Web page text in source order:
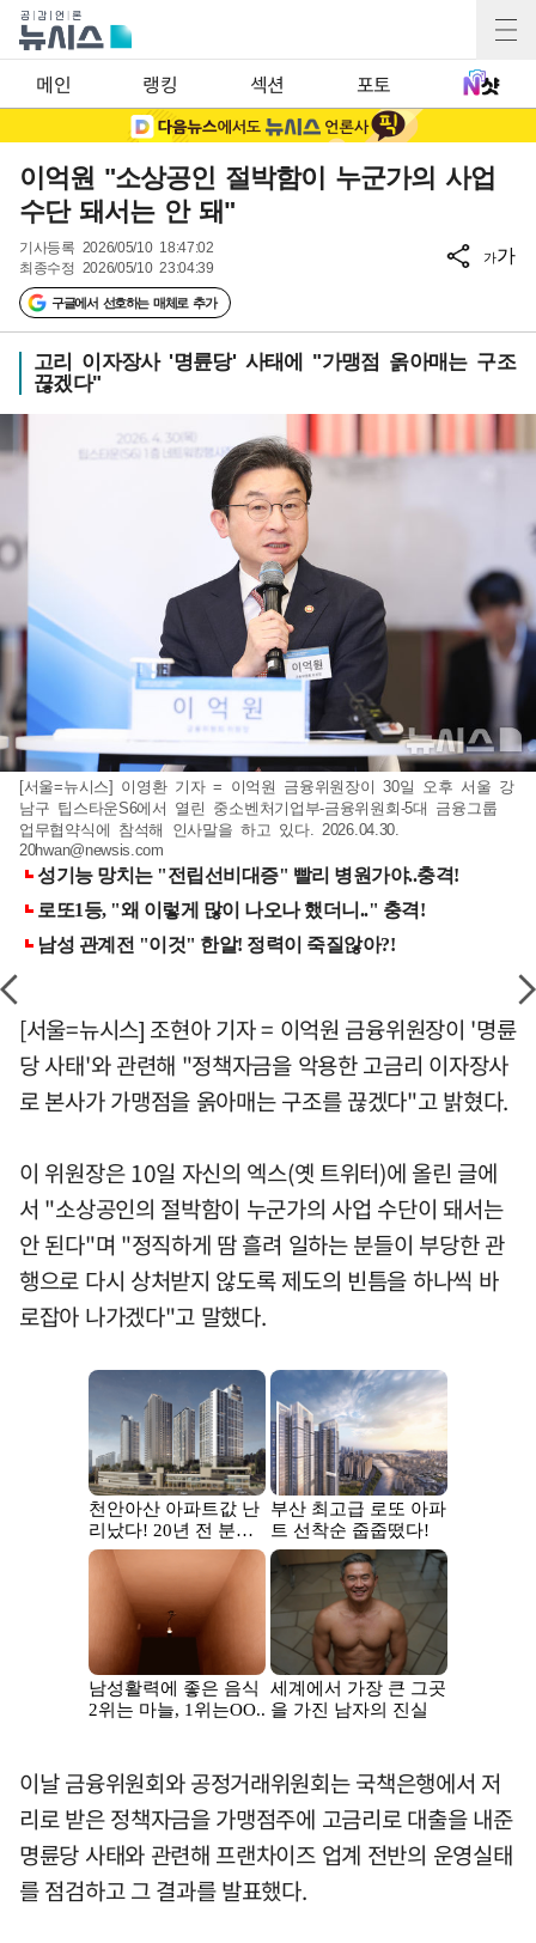
메인 랭킹 섹션 포토
이억원 "소상공인 절박함이 누군가의 사업
수단 돼서는 안 돼"
기사등록 2026/05/10 18:47:02
최종수정 2026/05/10 23:04:39
구글에서 선호하는 매체로 추가
가가
고리 이자장사 '명륜당' 사태에 "가맹점 옭아매는 구조
끊겠다"
[서울=뉴시스] 이영환 기자 = 이억원 금융위원장이 30일 오후 서울 강
남구 팁스타운S6에서 열린 중소벤처기업부-금융위원회-5대 금융그룹
업무협약식에 참석해 인사말을 하고 있다. 2026.04.30.
20hwan@newsis.com
[서울=뉴시스] 조현아 기자 = 이억원 금융위원장이 '명륜
당 사태'와 관련해 "정책자금을 악용한 고금리 이자장사
로 본사가 가맹점을 옭아매는 구조를 끊겠다"고 밝혔다.
이 위원장은 10일 자신의 엑스(옛 트위터)에 올린 글에
서 "소상공인의 절박함이 누군가의 사업 수단이 돼서는
안 된다"며 "정직하게 땀 흘려 일하는 분들이 부당한 관
행으로 다시 상처받지 않도록 제도의 빈틈을 하나씩 바
로잡아 나가겠다"고 말했다.
이날 금융위원회와 공정거래위원회는 국책은행에서 저
리로 받은 정책자금을 가맹점주에 고금리로 대출을 내준
명륜당 사태와 관련해 프랜차이즈 업계 전반의 운영실태
를 점검하고 그 결과를 발표했다.